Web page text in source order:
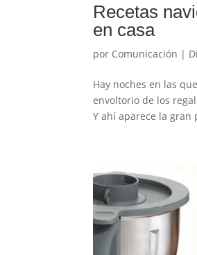
Recetas
en casa
por Comunicación |
Hay noches en las
envoltorio de los
Y ahí aparece la gran